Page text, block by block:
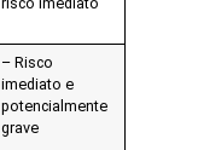
– Risco
imediato e
potencialmente
grave